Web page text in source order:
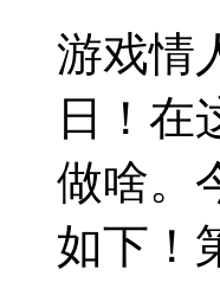
游戏情
日！在
做啥。
如下！